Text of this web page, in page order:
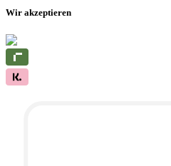
Wir akzeptieren